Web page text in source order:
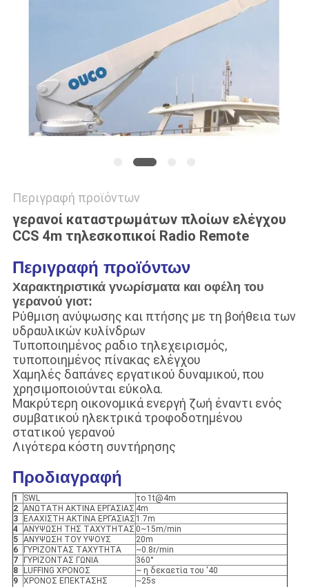
ΠΟΛΙΤΙΚΉ
ΑΠΟΡΡΉΤΟΥ
Περιγραφή προϊόντων
γερανοί καταστρωμάτων πλοίων ελέγχου
CCS 4m τηλεσκοπικοί Radio Remote
Περιγραφή προϊόντων
Χαρακτηριστικά γνωρίσματα και οφέλη του
γερανού γιοτ:
Ρύθμιση ανύψωσης και πτήσης με τη βοήθεια των
υδραυλικών κυλίνδρων
Τυποποιημένος ραδιο τηλεχειρισμός,
τυποποιημένος πίνακας ελέγχου
Χαμηλές δαπάνες εργατικού δυναμικού, που
χρησιμοποιούνται εύκολα.
Μακρύτερη οικονομικά ενεργή ζωή έναντι ενός
συμβατικού ηλεκτρικά τροφοδοτημένου
στατικού γερανού
Λιγότερα κόστη συντήρησης
Προδιαγραφή
1 SWL
το 1t@4m
2 ΑΝΩΤΑΤΗ ΑΚΤΙΝΑ ΕΡΓΑΣΙΑΣ 4m
3
ΕΛΑΧΙΣΤΗ ΑΚΤΙΝΑ ΕΡΓΑΣΙΑΣ 1.7m
4 ΑΝΥΨΩΣΗ ΤΗΣ ΤΑΧΥΤΗΤΑΣ 0~15m/min
5 ΑΝΥΨΩΣΗ ΤΟΥ ΥΨΟΥΣ
20m
6
ΓΥΡΙΖΟΝΤΑΣ ΤΑΧΥΤΗΤΑ
~0.8r/min
7
ΓΥΡΙΖΟΝΤΑΣ ΓΩΝΙΑ
360°
8
LUFFING ΧΡΟΝΟΣ
~ η δεκαετία του '40
9 ΧΡΟΝΟΣ ΕΠΕΚΤΑΣΗΣ ~25s